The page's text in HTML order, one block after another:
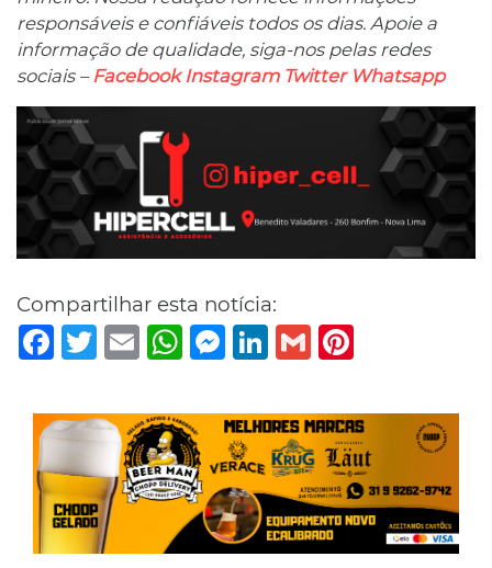
responsáveis ​​e confiáveis ​​todos os dias. Apoie a
informação de qualidade, siga-nos pelas redes
sociais – Facebook Instagram Twitter Whatsapp
Compartilhar esta notícia:
Facebook
TwitterEmail WhatsAppMessenger
LinkedIn
Gmail